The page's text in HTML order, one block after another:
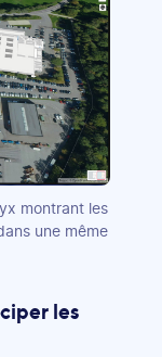
montrant les
une même
les